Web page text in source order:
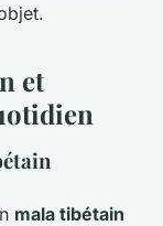
et
mala tibétain